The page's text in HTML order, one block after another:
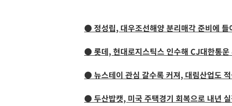
● 정성립, 대우조선해양 분리매각 준비에 들
● 롯데, 현대로지스틱스 인수해 CJ대한통운
● 뉴스테이 관심 갈수록 커져, 대림산업도
● 두산밥캣, 미국 주택경기 회복으로 내년